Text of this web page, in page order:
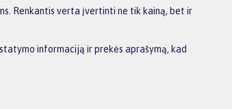
Renkantis verta įvertinti ne tik kainą, bet ir
informaciją ir prekės aprašymą, kad